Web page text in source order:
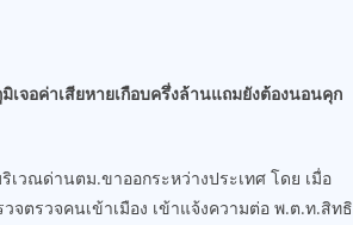
อค่าเสียหายเกือบครึ่งล้านแถมยังต้องนอนคุก
วณด่านตม.ขาออกระหว่างประเทศ โดย เมื่อ
ตรวจคนเข้าเมือง เข้าแจ้งความต่อ พ.ต.ท.สิทธิ